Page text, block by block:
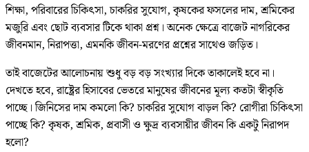
শিক্ষা, পরিবারের চিকিৎসা, চাকরির সুযোগ, কৃষকের ফসলের দাম, শ্রমিকের
মজুরি এবং ছোট ব্যবসার টিকে থাকা প্রশ্ন। অনেক ক্ষেত্রে বাজেট নাগরিকের
জীবনমান, নিরাপত্তা, এমনকি জীবন-মরণের প্রশ্নের সাথেও জড়িত।
তাই বাজেটের আলোচনায় শুধু বড় বড় সংখ্যার দিকে তাকালেই হবে না।
দেখতে হবে, রাষ্ট্রের হিসাবের ভেতরে মানুষের জীবনের মূল্য কতটা স্বীকৃতি
পাচ্ছে। জিনিসের দাম কমলো কি? চাকরির সুযোগ বাড়ল কি? রোগীরা চিকিৎসা
পাচ্ছে কি? কৃষক, শ্রমিক, প্রবাসী ও ক্ষুদ্র ব্যবসায়ীর জীবন কি একটু নিরাপদ
হলো?